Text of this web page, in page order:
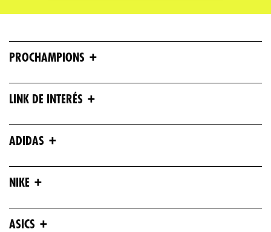
PROCHAMPIONS +
LINK DE INTERÉS +
ADIDAS +
NIKE +
ASICS +